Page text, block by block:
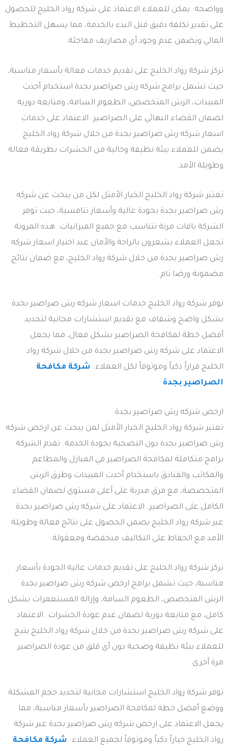
وواضحة. يمكن للعملاء الاعتماد على شركة رواد الخليج للحصول
على تقدير تكلفة دقيق قبل البدء بالخدمة، مما يسهل التخطيط
المالي ويضمن عدم وجود أي مصاريف مفاجئة.
تركز شركة رواد الخليج على تقديم خدمات فعالة بأسعار مناسبة،
حيث تشمل برامج شركه رش صراصير بجدة استخدام أحدث
المبيدات، الرش المتخصص، الطعوم السامة، ومتابعة دورية
لضمان القضاء النهائي على الصراصير. الاعتماد على خدمات
اسعار شركه رش صراصير بجدة من خلال شركة رواد الخليج
يضمن للعملاء بيئة نظيفة وخالية من الحشرات بطريقة فعالة
وطويلة الأمد.
تعتبر شركة رواد الخليج الخيار الأمثل لكل من يبحث عن شركه
رش صراصير بجدة بجودة عالية وأسعار تنافسية، حيث توفر
الشركة باقات مرنة تتناسب مع جميع الميزانيات. هذه المرونة
تجعل العملاء يشعرون بالراحة والأمان عند اختيار اسعار شركه
رش صراصير بجدة من خلال شركة رواد الخليج، مع ضمان نتائج
مضمونة ورضا تام.
توفر شركة رواد الخليج خدمات اسعار شركه رش صراصير بجدة
بشكل واضح وشفاف مع تقديم استشارات مجانية لتحديد
أفضل خطة لمكافحة الصراصير بشكل فعال، مما يجعل
الاعتماد على شركه رش صراصير بجدة من خلال شركة رواد
الخليج قراراً ذكياً وموثوقاً لكل العملاء. شركة مكافحة
الصراصير بجدة
ارخص شركه رش صراصير بجدة
تعتبر شركة رواد الخليج الخيار الأمثل لمن يبحث عن ارخص شركه
رش صراصير بجدة دون التضحية بجودة الخدمة. تقدم الشركة
برامج متكاملة لمكافحة الصراصير في المنازل والمطاعم
والمكاتب والفنادق باستخدام أحدث المبيدات وطرق الرش
المتخصصة، مع فرق مدربة على أعلى مستوى لضمان القضاء
الكامل على الصراصير. الاعتماد على شركه رش صراصير بجدة
عبر شركة رواد الخليج يضمن الحصول على نتائج فعالة وطويلة
الأمد مع الحفاظ على التكاليف منخفضة ومعقولة.
تركز شركة رواد الخليج على تقديم خدمات عالية الجودة بأسعار
مناسبة، حيث تشمل برامج ارخص شركه رش صراصير بجدة
الرش المتخصص، الطعوم السامة، وإزالة المستعمرات بشكل
كامل، مع متابعة دورية لضمان عدم عودة الحشرات. الاعتماد
على شركه رش صراصير بجدة من خلال شركة رواد الخليج يتيح
للعملاء بيئة نظيفة وصحية دون أي قلق من عودة الصراصير
مرة أخرى.
توفر شركة رواد الخليج استشارات مجانية لتحديد حجم المشكلة
ووضع أفضل خطة لمكافحة الصراصير بأسعار مناسبة، مما
يجعل الاعتماد على ارخص شركه رش صراصير بجدة عبر شركة
رواد الخليج خياراً ذكياً وموثوقاً لجميع العملاء. شركة مكافحة